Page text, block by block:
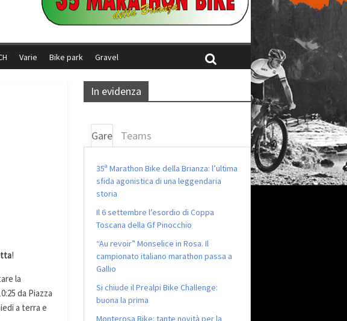
Varie Bike park Gravel
!
la
da Piazza
a terra e
In evidenza
Gare Teams
35ª Marathon Bike della Brianza: l’ultima
sfida agonistica di una leggendaria
storia
Il 6 settembre l’esordio di Coppa
Toscana della Gf Pinocchio
“Au revoir” Monselice in Rosa. Il
campionato italiano marathon passa a
Gallio
Si chiude il Prealpi Bike Challenge:
buona la prima
Monterosa Bike: tante novità per la